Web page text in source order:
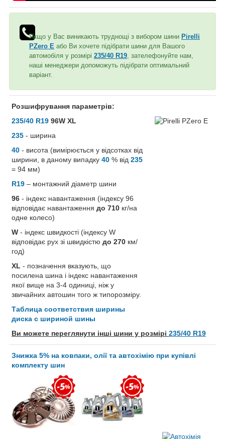
Якщо у Вас виникають труднощі з вибором шини Pirelli
PZero E або Ви хочете підібрати шини для Вашого
автомобіля у розмірі 235/40 R19 , зателефонуйте нам,
наші менеджери допоможуть підібрати оптимальний
варіант.
Розшифрування параметрів:
235/40 R19 96W XL
235 - ширина
40 - висота (вимірюється у відсотках від
ширини, в даному випадку 40 % від 235
= 94 мм)
R19 – монтажний діаметр шини
96 - індекс навантаження (індексу 96
відповідає навантаження до 710 кг/на
одне колесо)
W - індекс швидкості (індексу W
відповідає рух зі швидкістю до 270 км/
год)
XL - позначення вказують, що
посилена шина і індекс навантаження
якої вище на 3-4 одиниці, ніж у
звичайних автошин того ж типорозміру.
Таблица соответствия ширины
диска с шириной шины
Ви можете переглянути інші шини у розмірі 235/40 R19
Знижка 5% на ковпаки, олії та автохімію при купівлі
комплекту шин